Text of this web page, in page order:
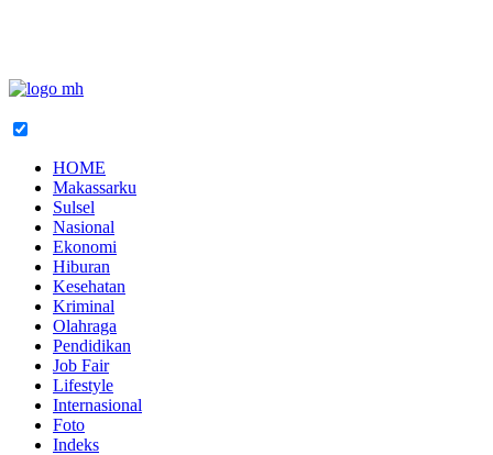
HOME
Makassarku
Sulsel
Nasional
Ekonomi
Hiburan
Kesehatan
Kriminal
Olahraga
Pendidikan
Job Fair
Lifestyle
Internasional
Foto
Indeks